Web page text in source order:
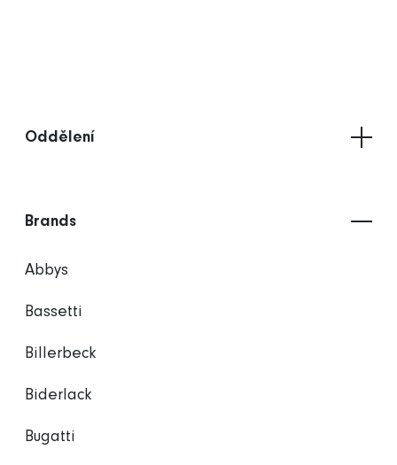
Oddělení
Brands
Abbys
Bassetti
Billerbeck
Biderlack
Bugatti